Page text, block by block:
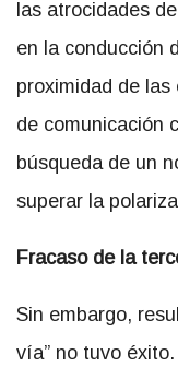
las atrocidades
en la conducción
proximidad de
de comunicación
búsqueda de un
superar la
Fracaso de la
Sin embargo,
vía” no tuvo